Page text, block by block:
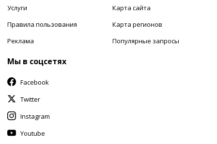
Услуги
Правила пользования
Реклама
Карта сайта
Карта регионов
Популярные запросы
Мы в соцсетях
Facebook
Twitter
Instagram
Youtube